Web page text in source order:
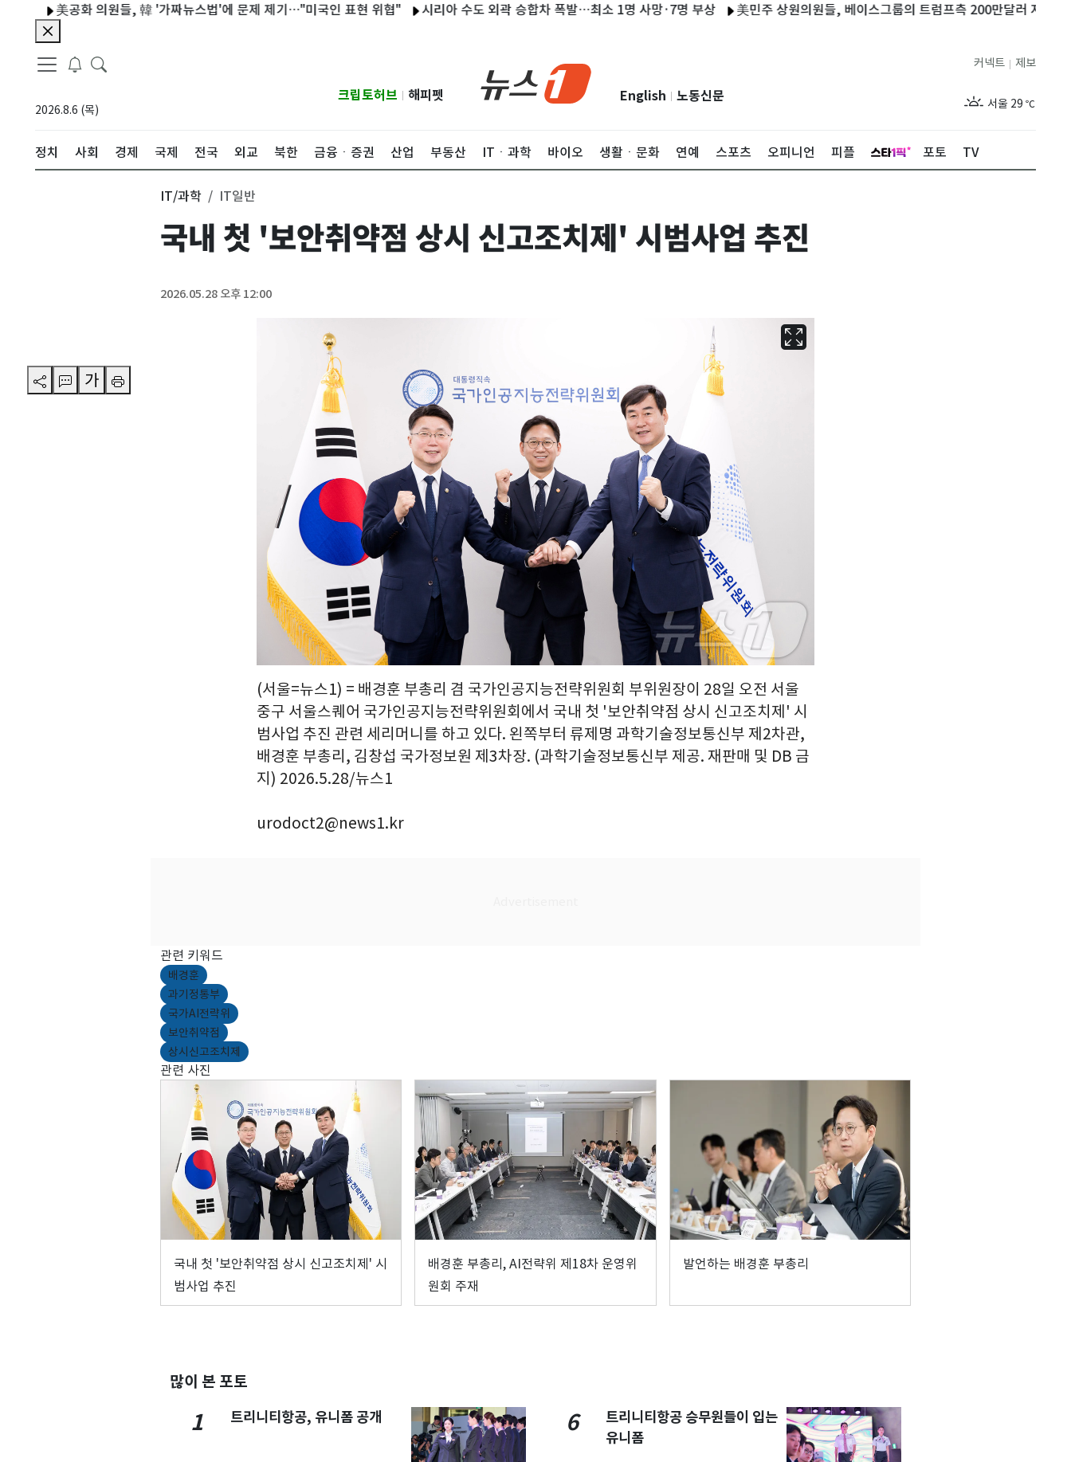
美공화 의원들, 韓 '가짜뉴스법'에 문제 제기…"미국인 표현 위협" 시리아 수도 외곽 승합차 폭발…최소 1명 사망·7명 부상 美민주 상원의원들, 베이스그룹의 트럼프측 200만달러 지급 조사
2026.8.6 (목)
크립토허브 해피펫 English 노동신문
제보
커넥트
서울 29 ℃
정치 사회 경제 국제 전국 외교 북한 금융ㆍ증권 산업 부동산 ITㆍ과학 바이오 생활ㆍ문화 연예 스포츠 오피니언 피플 포토 TV
가
IT/과학 IT일반
국내 첫 '보안취약점 상시 신고조치제' 시범사업 추진
2026.05.28 오후 12:00
(서울=뉴스1) = 배경훈 부총리 겸 국가인공지능전략위원회 부위원장이 28일 오전 서울
중구 서울스퀘어 국가인공지능전략위원회에서 국내 첫 '보안취약점 상시 신고조치제' 시
범사업 추진 관련 세리머니를 하고 있다. 왼쪽부터 류제명 과학기술정보통신부 제2차관,
배경훈 부총리, 김창섭 국가정보원 제3차장. (과학기술정보통신부 제공. 재판매 및 DB 금
지) 2026.5.28/뉴스1
urodoct2@news1.kr
관련 키워드
배경훈
과기정통부
국가AI전략위
보안취약점
상시신고조치제
관련 사진
국내 첫 '보안취약점 상시 신고조치제' 시
범사업 추진
배경훈 부총리, AI전략위 제18차 운영위
원회 주재
발언하는 배경훈 부총리
많이 본 포토
1 트리니티항공, 유니폼 공개 6
트리니티항공 승무원들이 입는
유니폼